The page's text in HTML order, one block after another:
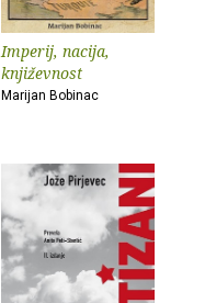
Imperij, nacija,
književnost
Marijan Bobinac